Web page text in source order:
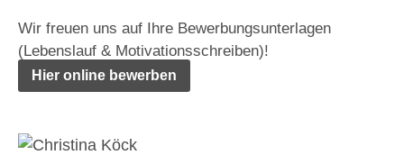
Wir freuen uns auf Ihre Bewerbungsunterlagen
(Lebenslauf & Motivationsschreiben)!
Hier online bewerben